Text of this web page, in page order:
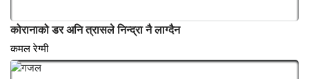
साजन परियार
कविता/गीत